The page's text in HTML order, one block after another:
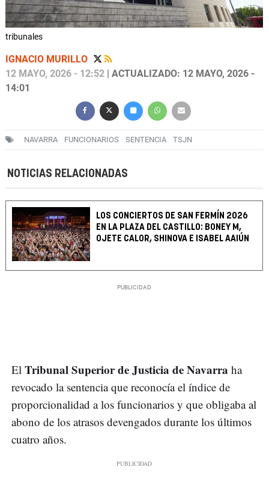
tribunales
IGNACIO MURILLO
12 MAYO, 2026 - 12:52 | ACTUALIZADO: 12 MAYO, 2026 -
14:01
NAVARRA FUNCIONARIOS SENTENCIA TSJN
NOTICIAS RELACIONADAS
LOS CONCIERTOS DE SAN FERMÍN 2026
EN LA PLAZA DEL CASTILLO: BONEY M,
OJETE CALOR, SHINOVA E ISABEL AAIÚN
El Tribunal Superior de Justicia de Navarra ha
revocado la sentencia que reconocía el índice de
proporcionalidad a los funcionarios y que obligaba al
abono de los atrasos devengados durante los últimos
cuatro años.